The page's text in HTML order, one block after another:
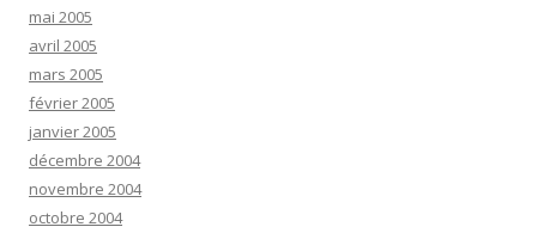
mai 2005
avril 2005
mars 2005
février 2005
janvier 2005
décembre 2004
novembre 2004
octobre 2004